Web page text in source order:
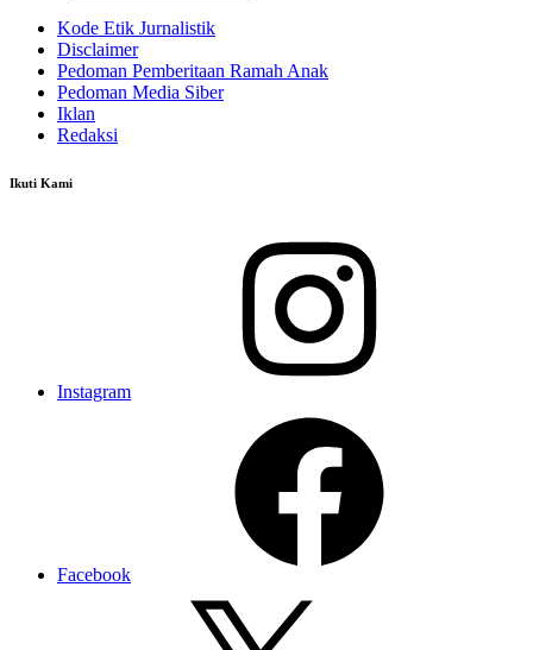
Kode Etik Jurnalistik
Disclaimer
Pedoman Pemberitaan Ramah Anak
Pedoman Media Siber
Iklan
Redaksi
Ikuti Kami
Instagram
Facebook